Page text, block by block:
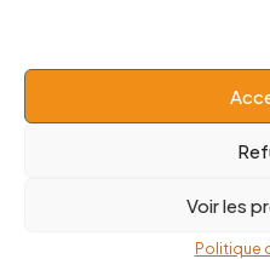
Voir les
Politique